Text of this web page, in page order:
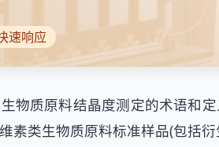
速响应
物质原料结晶度测定的术语和
素类生物质原料标准样品(包括衍